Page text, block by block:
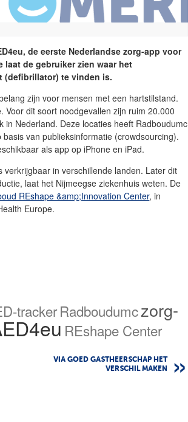
de eerste Nederlandse zorg-app voor
laat de gebruiker zien waar het
(defibrillator) te vinden is.
zijn voor mensen met een hartstilstand.
Voor dit soort noodgevallen zijn ruim 20.000
in Nederland. Deze locaties heeft Radboudumc
van publieksinformatie (crowdsourcing).
als app op iPhone en iPad.
verkrijgbaar in verschillende landen. Later dit
laat het Nijmeegse ziekenhuis weten. De
REshape &amp;Innovation Center, in
Europe.
trackerRadboudumczorg-
REshape Center
VIA GOED GASTHEERSCHAP HET
VERSCHIL MAKEN